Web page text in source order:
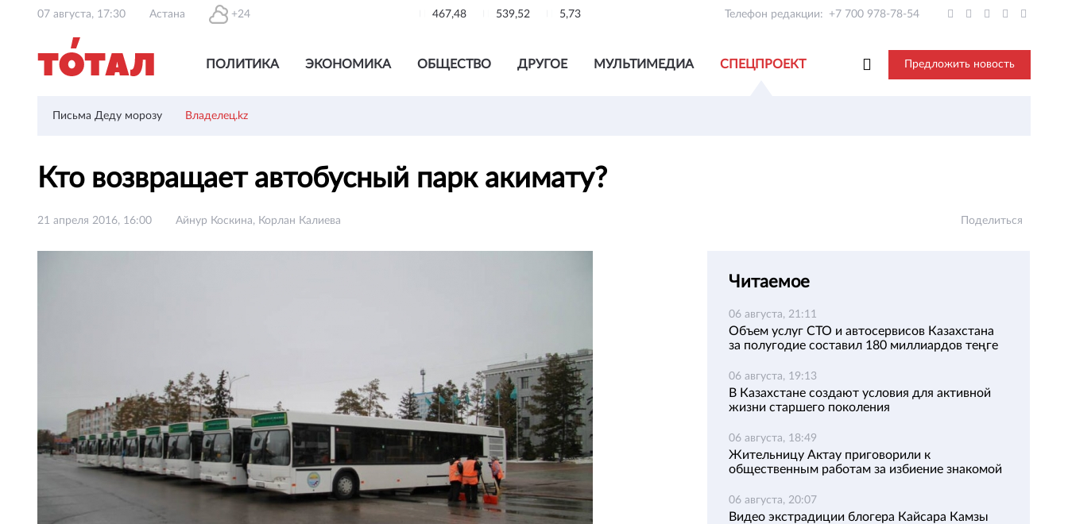
07 августа, 17:30 Астана +24 467,48 539,52 5,73 Телефон редакции: +7 700 978-78-54
ПОЛИТИКА ЭКОНОМИКА ОБЩЕСТВО ДРУГОЕ МУЛЬТИМЕДИА СПЕЦПРОЕКТ Предложить новость
Письма Деду морозу Владелец.kz
Кто возвращает автобусный парк акимату?
21 апреля 2016, 16:00 Айнур Коскина, Корлан Калиева Поделиться
Читаемое
06 августа, 21:11
Объем услуг СТО и автосервисов Казахстана
за полугодие составил 180 миллиардов теңге
06 августа, 19:13
В Казахстане создают условия для активной
жизни старшего поколения
06 августа, 18:49
Жительницу Актау приговорили к
общественным работам за избиение знакомой
06 августа, 20:07
Видео экстрадиции блогера Кайсара Камзы